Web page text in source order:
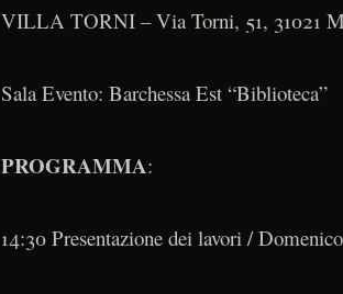
VILLA TORNI – Via Torni, 51, 31021
Sala Evento: Barchessa Est “Biblioteca”
PROGRAMMA:
14:30 Presentazione dei lavori /